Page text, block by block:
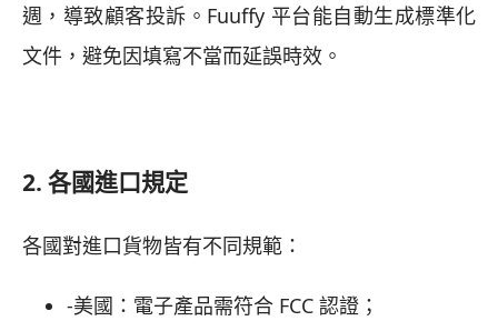
週，導致顧客投訴。Fuuffy 平台能自動生成標準化
文件，避免因填寫不當而延誤時效。
2. 各國進口規定
各國對進口貨物皆有不同規範：
-美國：電子產品需符合 FCC 認證；